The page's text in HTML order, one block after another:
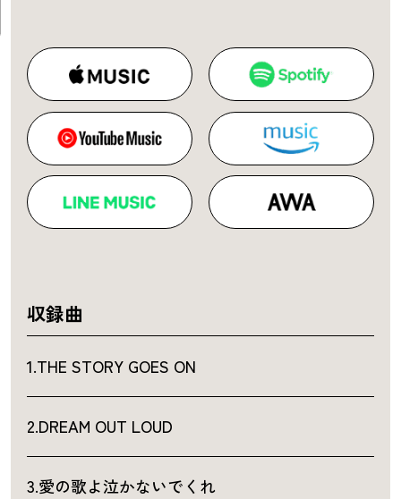
収録曲
1.THE STORY GOES ON
2.DREAM OUT LOUD
3.愛の歌よ泣かないでくれ